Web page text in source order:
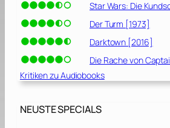
Star Wars: Die
Der Turm [1973]
Darktown [2016]
Die Rache von
Kritiken zu Audiobooks
NEUSTE SPECIALS